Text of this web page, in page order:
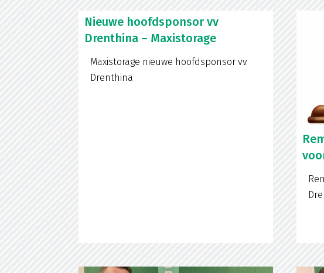
Nieuwe hoofdsponsor vv
Drenthina – Maxistorage
Maxistorage nieuwe hoofdsponsor vv
Drenthina